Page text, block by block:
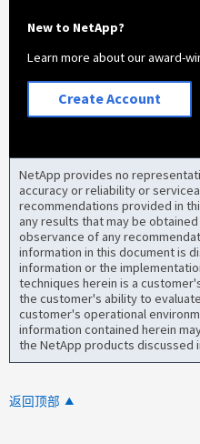
New to NetApp?
Learn more about our award-
Create Account
NetApp provides no
accuracy or reliability or
recommendations provided in
any results that may be
observance of any
information in this document is
information or the
techniques herein is a
the customer's ability to
customer's operational
information contained herein
the NetApp products discussed
返回顶部